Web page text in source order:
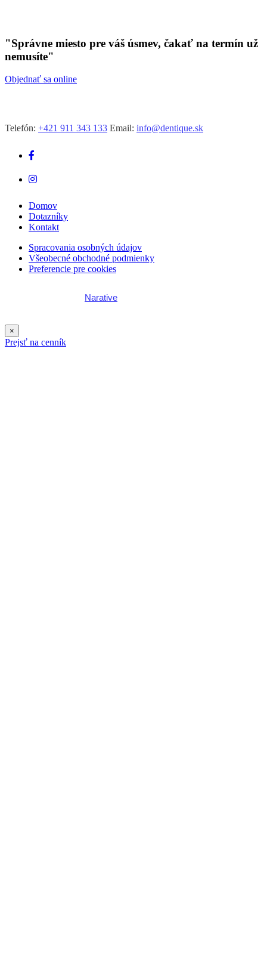
"Správne miesto pre váš úsmev, čakať na termín už
nemusíte"
Objednať sa online
Telefón: +421 911 343 133 Email: info@dentique.sk
Domov
Dotazníky
Kontakt
Spracovania osobných údajov
Všeobecné obchodné podmienky
Preferencie pre cookies
Narative
×
Prejsť na cenník